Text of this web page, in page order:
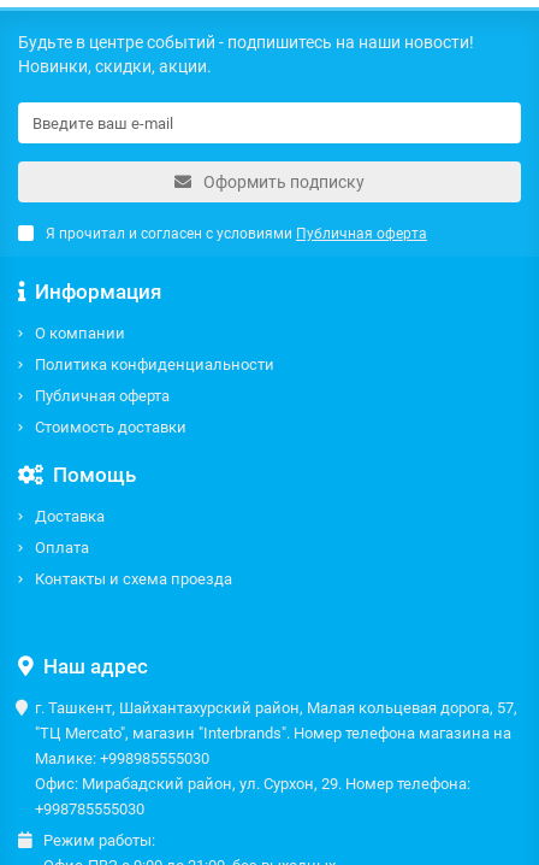
Будьте в центре событий - подпишитесь на наши новости!
Новинки, скидки, акции.
Оформить подписку
Я прочитал и согласен с условиями Публичная оферта
Информация
О компании
Политика конфиденциальности
Публичная оферта
Стоимость доставки
Помощь
Доставка
Оплата
Контакты и схема проезда
Наш адрес
г. Ташкент, Шайхантахурский район, Малая кольцевая дорога, 57,
"ТЦ Mercato", магазин "Interbrands". Номер телефона магазина на
Малике: +998985555030
Офис: Мирабадский район, ул. Сурхон, 29. Номер телефона:
+998785555030
Режим работы: